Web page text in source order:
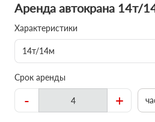
Аренда автокрана 14т/
Характеристики
14т/14м
Срок аренды
- +